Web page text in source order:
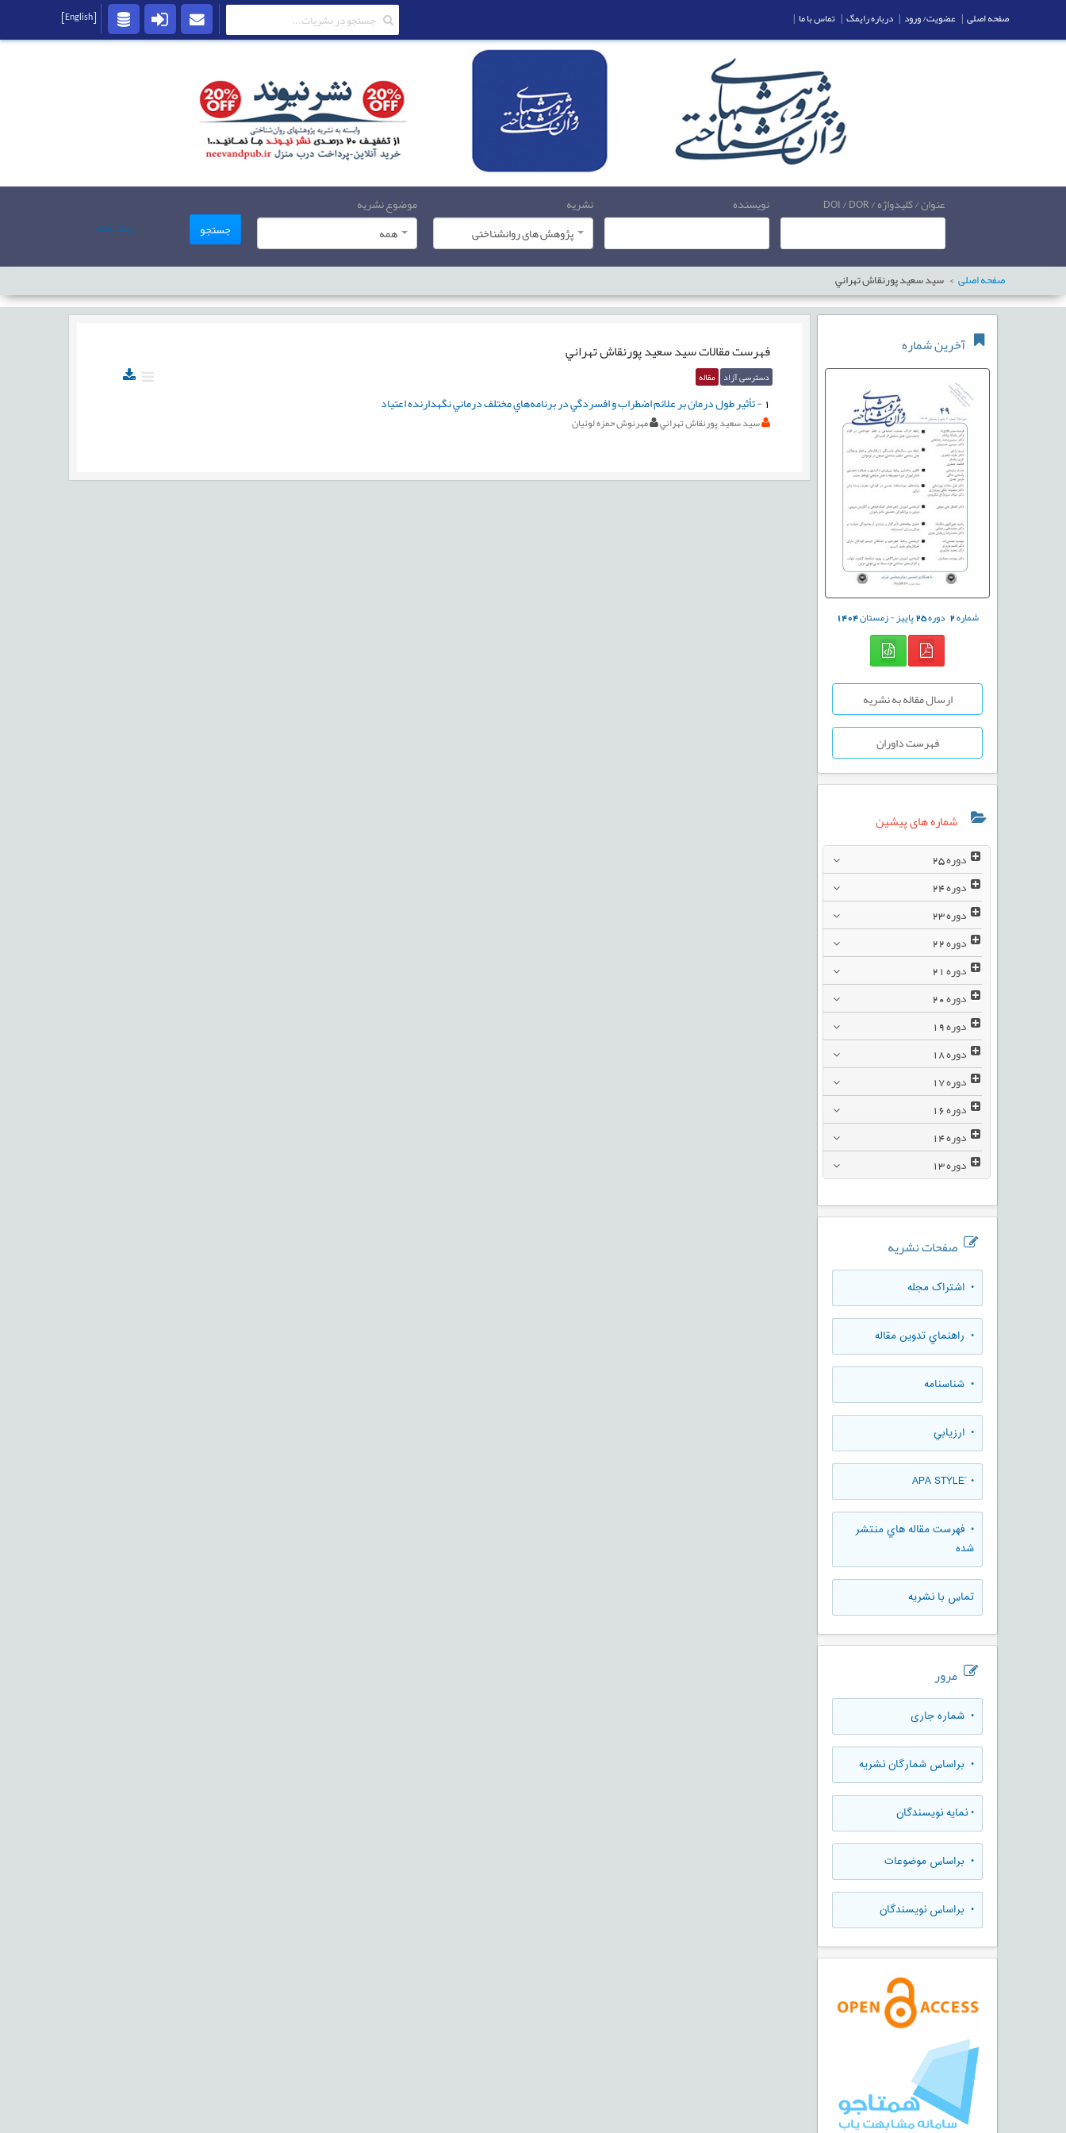
عنوان / کلیدواژه / DOI / DOR نویسنده
نشریه
پژوهش های روانشناختی
موضوع نشریه
همه
جستجو پیشرفته
صفحه اصلی سيد سعيد پورنقاش تهراني
آخرین شماره
شماره2 دوره25پاییز - زمستان1404
ارسال مقاله به نشریه
فهرست داوران
شماره های پیشین
دوره
دوره
دوره
دوره
دوره
دوره
دوره
دوره
دوره
دوره
دوره
دوره
صفحات نشریه
• اشتراک مجله
• راهنماي تدوين مقاله
• شناسنامه
• ارزيابي
• َAPA STYLE
• فهرست مقاله هاي منتشر
شده
تماس با نشریه
مرور
• شماره جاری
• براساس شمارگان نشریه
•نمایه نویسندگان
• براساس موضوعات
• براساس نویسندگان
فهرست مقالاتسيد سعيد پورنقاش تهراني
دسترسی آزاد مقاله
1
-تأثير طول درمان بر علائم اضطراب و افسردگي در برنامه‌هاي مختلف درماني نگهدارنده اعتياد
سيد سعيد پورنقاش تهراني مهرنوش حمزه لوئيان
صفحه اصلی | عضویت/ ورود | درباره رایمگ | تماس با ما |
[English]